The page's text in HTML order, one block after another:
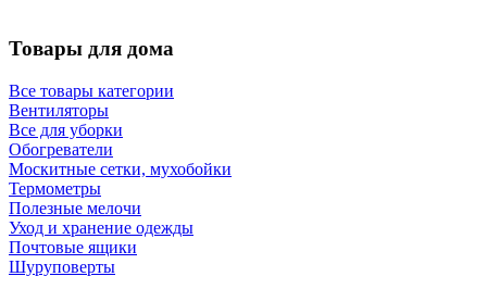
Товары для дома
Все товары категории
Вентиляторы
Все для уборки
Обогреватели
Москитные сетки, мухобойки
Термометры
Полезные мелочи
Уход и хранение одежды
Почтовые ящики
Шуруповерты